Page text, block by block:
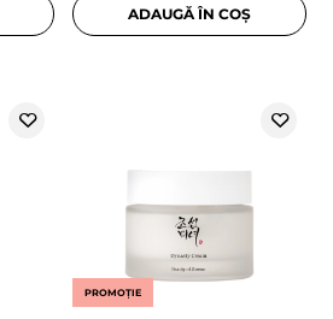
ADAUGĂ ÎN COȘ
PROMOȚIE